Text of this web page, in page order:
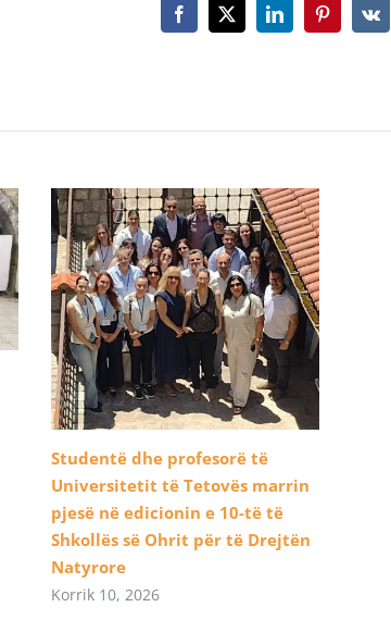
Facebook
X LinkedInPinterest
Vk
Studentë dhe profesorë të
Universitetit të Tetovës marrin
pjesë në edicionin e 10-të të
Shkollës së Ohrit për të Drejtën
Natyrore
Korrik 10, 2026